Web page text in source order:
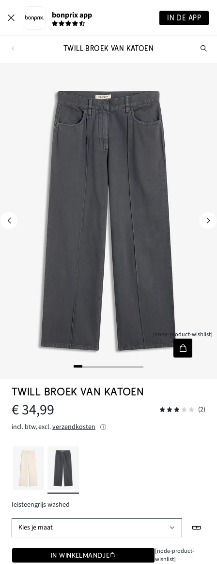
bonprix app IN DE APP
TWILL BROEK VAN KATOEN
[node-product-wishlist]
TWILL BROEK VAN KATOEN
€ 34,99
(2)
incl. btw, excl.verzendkosten
leisteengrijs washed
Kies je maat
IN WINKELMANDJE
[node-product-
wishlist]